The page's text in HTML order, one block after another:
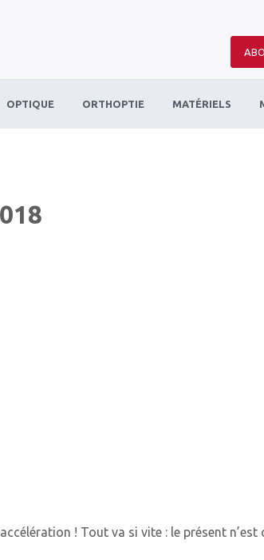
OPTIQUE ORTHOPTIE MATÉRIELS
! Tout va si vite : le présent n’est